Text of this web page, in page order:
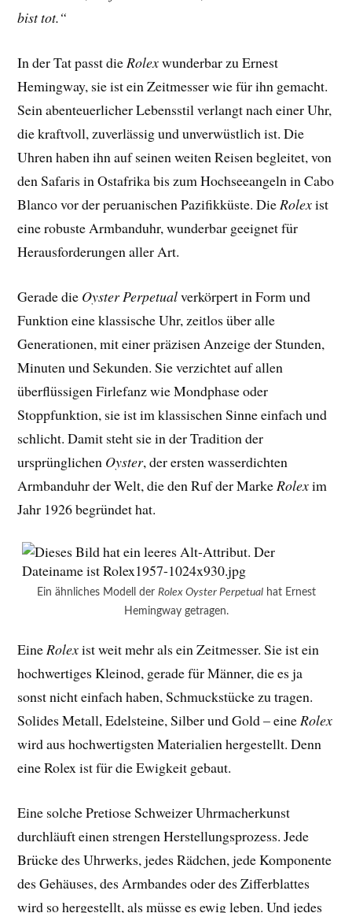
bist tot.“
In der Tat passt dieRolexwunderbar zu Ernest
Hemingway, sie ist ein Zeitmesser wie für ihn gemacht.
Sein abenteuerlicher Lebensstil verlangt nach einer Uhr,
die kraftvoll, zuverlässig und unverwüstlich ist. Die
Uhren haben ihn auf seinen weiten Reisen begleitet, von
den Safaris in Ostafrika bis zum Hochseeangeln in Cabo
Blanco vor der peruanischen Pazifikküste. DieRolexist
eine robuste Armbanduhr, wunderbar geeignet für
Herausforderungen aller Art.
Gerade die Oyster Perpetualverkörpert in Form und
Funktion eine klassische Uhr, zeitlos über alle
Generationen, mit einer präzisen Anzeige der Stunden,
Minuten und Sekunden. Sie verzichtet auf allen
überflüssigen Firlefanz wie Mondphase oder
Stoppfunktion, sie ist im klassischen Sinne einfach und
schlicht. Damit steht sie in der Tradition der
ursprünglichen Oyster, der ersten wasserdichten
Armbanduhr der Welt, die den Ruf der MarkeRolexim
Jahr 1926 begründet hat.
Ein ähnliches Modell der Rolex Oyster Perpetualhat Ernest
Hemingway getragen.
EineRolexist weit mehr als ein Zeitmesser. Sie ist ein
hochwertiges Kleinod, gerade für Männer, die es ja
sonst nicht einfach haben, Schmuckstücke zu tragen.
Solides Metall, Edelsteine, Silber und Gold – eineRolex
wird aus hochwertigsten Materialien hergestellt. Denn
eine Rolex ist für die Ewigkeit gebaut.
Eine solche Pretiose Schweizer Uhrmacherkunst
durchläuft einen strengen Herstellungsprozess. Jede
Brücke des Uhrwerks, jedes Rädchen, jede Komponente
des Gehäuses, des Armbandes oder des Zifferblattes
wird so hergestellt, als müsse es ewig leben. Und jedes